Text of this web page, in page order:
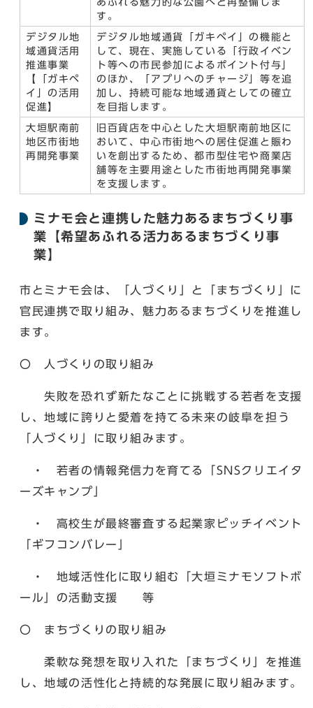
あふれる魅力的な公園へと再整備しま
す。
デジタル地
域通貨活用
推進事業
【「ガキペ
イ」の活用
促進】
デジタル地域通貨「ガキペイ」の機能と
して、現在、実施している「行政イベン
ト等への市民参加によるポイント付与」
のほか、「アプリへのチャージ」等を追
加し、持続可能な地域通貨としての確立
を目指します。
大垣駅南前
地区市街地
再開発事業
旧百貨店を中心とした大垣駅南前地区に
おいて、中心市街地への居住促進と賑わ
いを創出するため、都市型住宅や商業店
舗等を主要用途とした市街地再開発事業
を支援します。
ミナモ会と連携した魅力あるまちづくり事
業【希望あふれる活力あるまちづくり事
業】
市とミナモ会は、「人づくり」と「まちづくり」に
官民連携で取り組み、魅力あるまちづくりを推進し
ます。
〇 人づくりの取り組み
失敗を恐れず新たなことに挑戦する若者を支援
し、地域に誇りと愛着を持てる未来の岐阜を担う
「人づくり」に取り組みます。
・ 若者の情報発信力を育てる「SNSクリエイタ
ーズキャンプ」
・ 高校生が最終審査する起業家ピッチイベント
「ギフコンバレー」
・ 地域活性化に取り組む「大垣ミナモソフトボ
ール」の活動支援 等
〇 まちづくりの取り組み
柔軟な発想を取り入れた「まちづくり」を推進
し、地域の活性化と持続的な発展に取り組みます。